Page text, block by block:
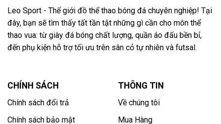
Leo Sport - Thế giới đồ thể thao bóng đá chuyên nghiệp! Tại
đây, bạn sẽ tìm thấy tất tần tật những gì cần cho môn thể
thao vua: từ giày đá bóng chất lượng, quần áo đấu bền bỉ,
đến phụ kiện hỗ trợ tối ưu trên sân cỏ tự nhiên và futsal.
CHÍNH SÁCH
Chính sách đổi trả
Chính sách bảo mật
THÔNG TIN
Về chúng tôi
Mua Hàng